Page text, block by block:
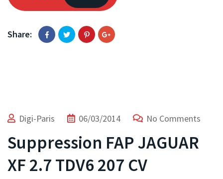
Share:
Digi-Paris 06/03/2014 No Comments
Suppression FAP JAGUAR
XF 2.7 TDV6 207 CV